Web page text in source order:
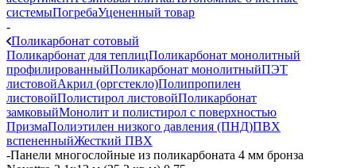
системыПогребаУцененный товар
-
Поликарбонат сотовый
Поликарбонат для теплицПоликарбонат монолитный
профилированныйПоликарбонат монолитныйПЭТ
листовойАкрил (оргстекло)Полипропилен
листовойПолистирол листовойПоликарбонат
замковыйМонолит и полистирол с поверхностью
ПризмаПолиэтилен низкого давления (ПНД)ПВХ
вспененныйЖесткий ПВХ
-Панели многослойные из поликарбоната 4 мм бронза